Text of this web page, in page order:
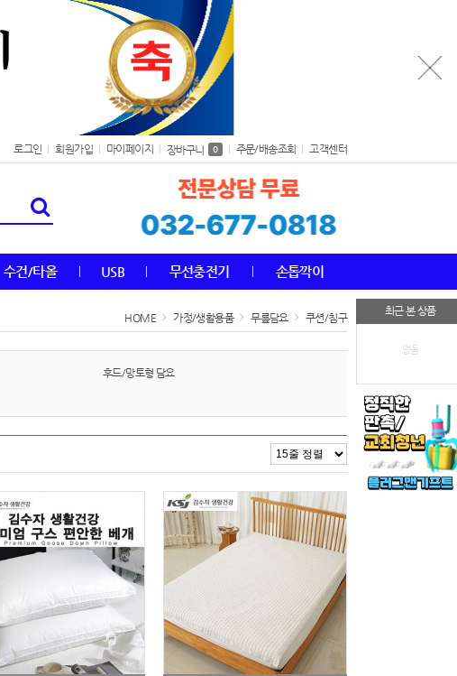
로그인 회원가입 마이페이지 장바구니 0 주문/배송조회 고객센터
수건/타올 USB 무선충전기 손톱깍이
최근 본 상품
없음
HOME 가정/생활용품 무릎담요 쿠션/침구
후드/망토형 담요